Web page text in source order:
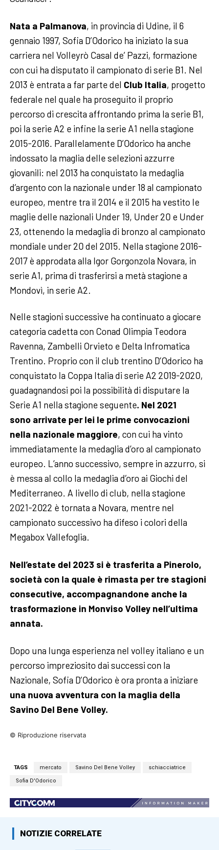
Nata a Palmanova, in provincia di Udine, il 6
gennaio 1997, Sofia D’Odorico ha iniziato la sua
carriera nel Volleyrò Casal de’ Pazzi, formazione
con cui ha disputato il campionato di serie B1. Nel
2013 è entrata a far parte del Club Italia, progetto
federale nel quale ha proseguito il proprio
percorso di crescita affrontando prima la serie B1,
poi la serie A2 e infine la serie A1 nella stagione
2015-2016. Parallelamente D’Odorico ha anche
indossato la maglia delle selezioni azzurre
giovanili: nel 2013 ha conquistato la medaglia
d’argento con la nazionale under 18 al campionato
europeo, mentre tra il 2014 e il 2015 ha vestito le
maglie delle nazionali Under 19, Under 20 e Under
23, ottenendo la medaglia di bronzo al campionato
mondiale under 20 del 2015. Nella stagione 2016-
2017 è approdata alla Igor Gorgonzola Novara, in
serie A1, prima di trasferirsi a metà stagione a
Mondovì, in serie A2.
Nelle stagioni successive ha continuato a giocare
categoria cadetta con Conad Olimpia Teodora
Ravenna, Zambelli Orvieto e Delta Infromatica
Trentino. Proprio con il club trentino D’Odorico ha
conquistato la Coppa Italia di serie A2 2019-2020,
guadagnandosi poi la possibilità di disputare la
Serie A1 nella stagione seguente. Nel 2021
sono arrivate per lei le prime convocazioni
nella nazionale maggiore, con cui ha vinto
immediatamente la medaglia d’oro al campionato
europeo. L’anno successivo, sempre in azzurro, si
è messa al collo la medaglia d’oro ai Giochi del
Mediterraneo. A livello di club, nella stagione
2021-2022 è tornata a Novara, mentre nel
campionato successivo ha difeso i colori della
Megabox Vallefoglia.
Nell’estate del 2023 si è trasferita a Pinerolo,
società con la quale è rimasta per tre stagioni
consecutive, accompagnandone anche la
trasformazione in Monviso Volley nell’ultima
annata.
Dopo una lunga esperienza nel volley italiano e un
percorso impreziosito dai successi con la
Nazionale, Sofia D’Odorico è ora pronta a iniziare
una nuova avventura con la maglia della
Savino Del Bene Volley.
© Riproduzione riservata
TAGS mercato Savino Del Bene Volley schiacciatrice
Sofia D'Odorico
NOTIZIE CORRELATE